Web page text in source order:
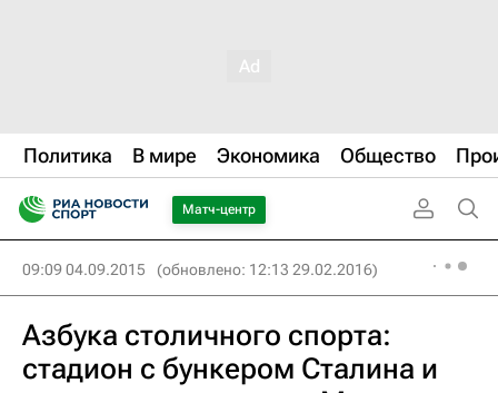
Политика В мире Экономика Общество
Матч-центр
09:09 04.09.2015 (обновлено: 12:13 29.02.2016)
Азбука столичного спорта:
стадион с бункером Сталина и